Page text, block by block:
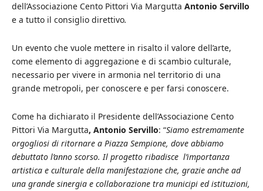
dell’Associazione Cento Pittori Via Margutta Antonio Servillo
e a tutto il consiglio direttivo.
Un evento che vuole mettere in risalto il valore dell’arte,
come elemento di aggregazione e di scambio culturale,
necessario per vivere in armonia nel territorio di una
grande metropoli, per conoscere e per farsi conoscere.
Come ha dichiarato il Presidente dell’Associazione Cento
Pittori Via Margutta, Antonio Servillo: “Siamo estremamente
orgogliosi di ritornare a Piazza Sempione, dove abbiamo
debuttato l’anno scorso. Il progetto ribadisce l’importanza
artistica e culturale della manifestazione che, grazie anche ad
una grande sinergia e collaborazione tra municipi ed istituzioni,